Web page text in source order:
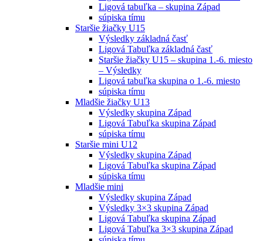
Ligová tabuľka – skupina Západ
súpiska tímu
Staršie žiačky U15
Výsledky základná časť
Ligová Tabuľka základná časť
Staršie žiačky U15 – skupina 1.-6. miesto
– Výsledky
Ligová tabuľka skupina o 1.-6. miesto
súpiska tímu
Mladšie žiačky U13
Výsledky skupina Západ
Ligová Tabuľka skupina Západ
súpiska tímu
Staršie mini U12
Výsledky skupina Západ
Ligová Tabuľka skupina Západ
súpiska tímu
Mladšie mini
Výsledky skupina Západ
Výsledky 3×3 skupina Západ
Ligová Tabuľka skupina Západ
Ligová Tabuľka 3×3 skupina Západ